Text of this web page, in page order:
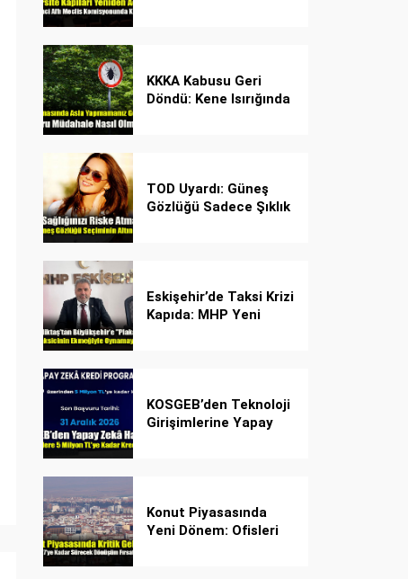
KKKA Kabusu Geri
Döndü: Kene Isırığında
TOD Uyardı: Güneş
Gözlüğü Sadece Şıklık
Eskişehir’de Taksi Krizi
Kapıda: MHP Yeni
KOSGEB’den Teknoloji
Girişimlerine Yapay
Konut Piyasasında
Yeni Dönem: Ofisleri